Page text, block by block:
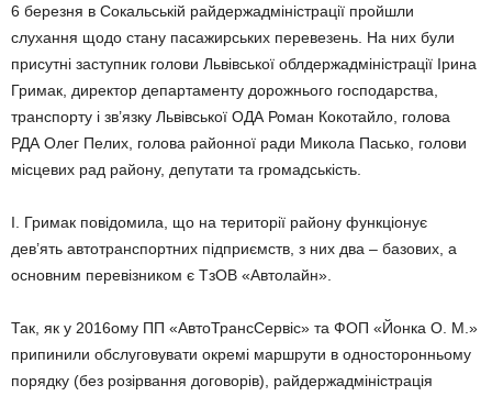
6 березня в Сокальській райдержадміністрації пройшли
слухання щодо стану пасажирських перевезень. На них були
присутні заступник голови Львівської облдержадміністрації Ірина
Гримак, директор департаменту дорожнього господарства,
транспорту і зв’язку Львівської ОДА Роман Кокотайло, голова
РДА Олег Пелих, голова районної ради Микола Пасько, голови
місцевих рад району, депутати та громадськість.
І. Гримак повідомила, що на території району функціонує
дев’ять автотранспортних підприємств, з них два – базових, а
основним перевізником є ТзОВ «Автолайн».
Так, як у 2016ому ПП «АвтоТрансСервіс» та ФОП «Йонка О. М.»
припинили обслуговувати окремі маршрути в односторонньому
порядку (без розірвання договорів), райдержадміністрація